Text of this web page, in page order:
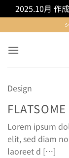
2025.10月 作
to
content
Design
Lorem ipsum
elit, sed diam
laoreet d […]